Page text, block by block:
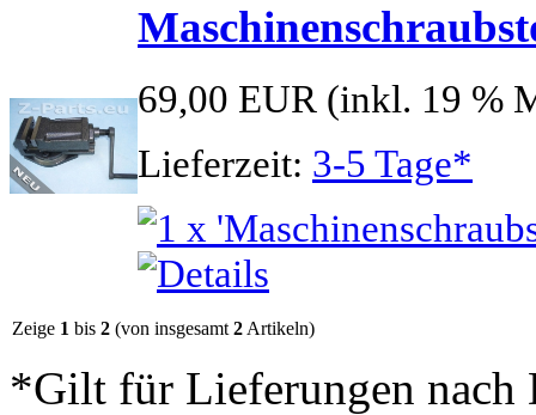
69,00 EUR (inkl. 19 %
Lieferzeit: 3-5 Tage*
Zeige 1 bis 2 (von insgesamt 2 Artikeln)
*Gilt für Lieferungen nach